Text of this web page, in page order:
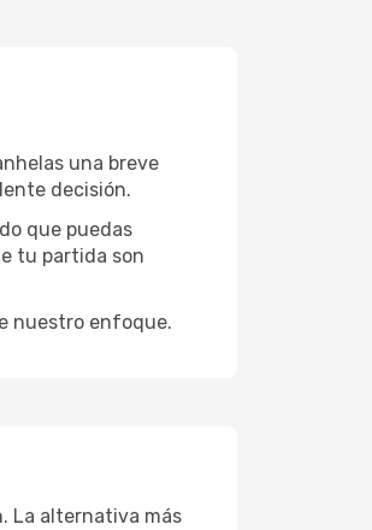
una breve
decisión.
que puedas
tu partida son
nuestro enfoque.
La alternativa más